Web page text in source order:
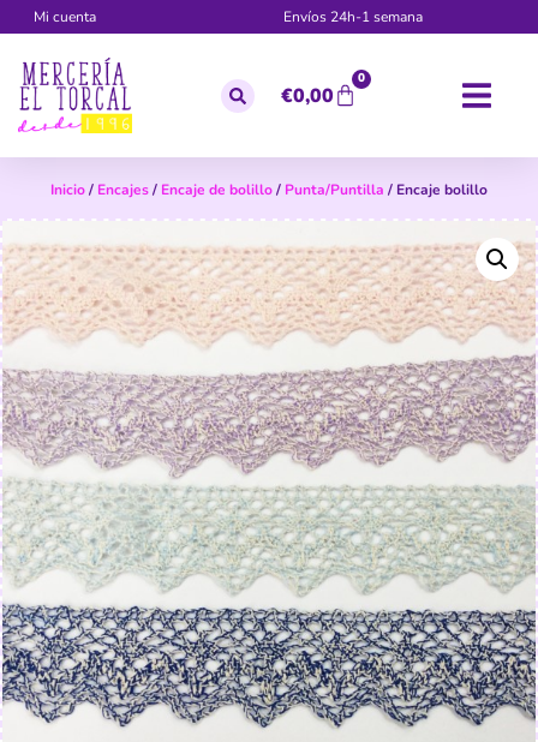
Mi cuenta Envíos 24h-1 semana
€0,00
0
Inicio/ Encajes/ Encaje de bolillo/ Punta/Puntilla / Encaje bolillo